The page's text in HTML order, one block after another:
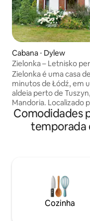
Cabana ⋅ Dylew
Zielonka – Letnisko
Zielonka é uma casa
minutos de Łódź, em
aldeia perto de
Mandoria. Localizado
de pinheiros,
saudável. Ótimo para
crianças e idosos.
caminhadas, ciclismo
Pela manhã, relaxe na
tarde em Łódź e faça
noite. Piscina interior e
Comodidades
temporada
Cozinha